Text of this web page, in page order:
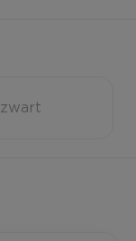
zwart